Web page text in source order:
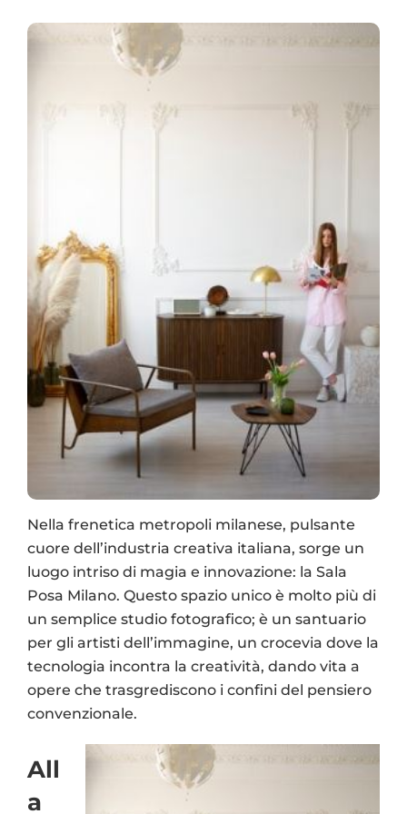
Nella frenetica metropoli milanese, pulsante
cuore dell’industria creativa italiana, sorge un
luogo intriso di magia e innovazione: la Sala
Posa Milano. Questo spazio unico è molto più di
un semplice studio fotografico; è un santuario
per gli artisti dell’immagine, un crocevia dove la
tecnologia incontra la creatività, dando vita a
opere che trasgrediscono i confini del pensiero
convenzionale.
All
a